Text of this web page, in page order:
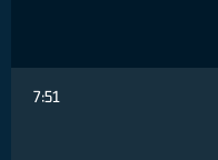
7:51